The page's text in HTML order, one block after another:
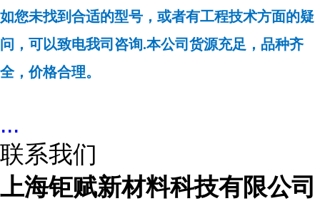
如您未找到合适的型号，或者有工程技术方面的疑
问，可以致电我司咨询.本公司货源充足，品种齐
全，价格合理。
...
联系我们
上海钜赋新材料科技有限公司